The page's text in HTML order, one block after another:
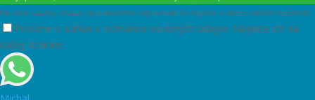
Na vaše otázky, dotazy sa pokúsime odpovedať čo najskôr v rámci našich možností.
Prosíme o súhlas s ochranou osobných údajov. Nájdete ich na
našej stránke.